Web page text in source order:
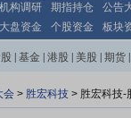
机构调研 期指持仓
公告
大盘资金 个股资金 板块
基金 港股 美股 期货
会 > 胜宏科技 > 胜宏科技-